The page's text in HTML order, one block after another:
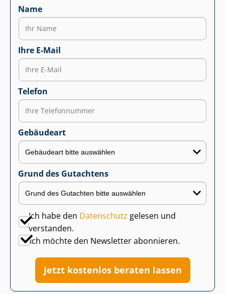
Name
Ihre E-Mail
Telefon
Gebäudeart
Grund des Gutachtens
Ich habe den Datenschutz gelesen und
verstanden.
Ich möchte den Newsletter abonnieren.
Jetzt kostenlos beraten lassen